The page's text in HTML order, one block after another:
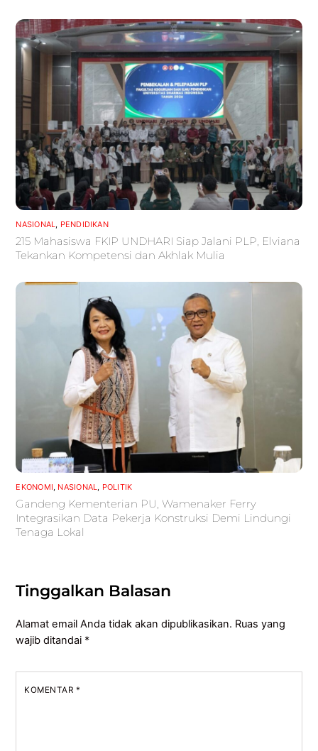
NASIONAL PENDIDIKAN
215 Mahasiswa FKIP UNDHARI Siap Jalani PLP, Elviana
Tekankan Kompetensi dan Akhlak Mulia
EKONOMI NASIONAL POLITIK
Gandeng Kementerian PU, Wamenaker Ferry
Integrasikan Data Pekerja Konstruksi Demi Lindungi
Tenaga Lokal
Tinggalkan Balasan
Alamat email Anda tidak akan dipublikasikan. Ruas yang
wajib ditandai *
KOMENTAR *